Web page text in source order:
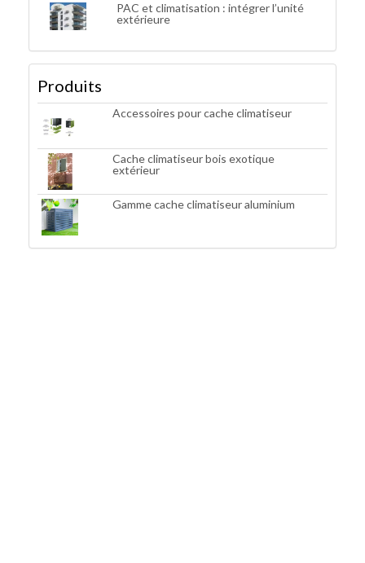
PAC et climatisation : intégrer l’unité
extérieure
Produits
Accessoires pour cache climatiseur
Cache climatiseur bois exotique
extérieur
Gamme cache climatiseur aluminium